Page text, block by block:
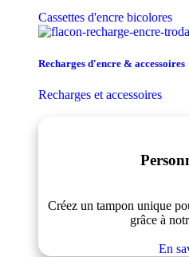
Cassettes d'encre bicolores
Recharges d'encre & accessoires
Recharges et accessoires
Créez un tampon unique
grâce à
En